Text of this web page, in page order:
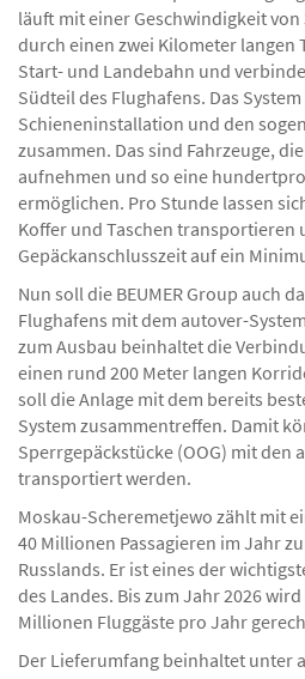
Das bestehende
läuft mit einer Geschwindigkeit von
durch einen zwei Kilometer langen
Start- und Landebahn und
Südteil des Flughafens. Das
Schieneninstallation und den
zusammen. Das sind Fahrzeuge,
aufnehmen und so eine
ermöglichen. Pro Stunde lassen
Koffer und Taschen transportieren
Gepäckanschlusszeit auf ein
Nun soll die BEUMER Group auch
Flughafens mit dem autover-
zum Ausbau beinhaltet die
einen rund 200 Meter langen
soll die Anlage mit dem bereits
System zusammentreffen. Damit
Sperrgepäckstücke (OOG) mit den
transportiert werden.
Moskau-Scheremetjewo zählt mit
40 Millionen Passagieren im Jahr
Russlands. Er ist eines der
des Landes. Bis zum Jahr 2026 wird
Millionen Fluggäste pro Jahr